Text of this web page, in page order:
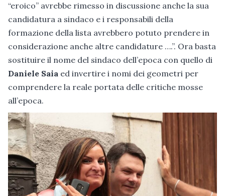
“eroico” avrebbe rimesso in discussione anche la sua
candidatura a sindaco e i responsabili della
formazione della lista avrebbero potuto prendere in
considerazione anche altre candidature ….”. Ora basta
sostituire il nome del sindaco dell’epoca con quello di
Daniele Saia ed invertire i nomi dei geometri per
comprendere la reale portata delle critiche mosse
all’epoca.